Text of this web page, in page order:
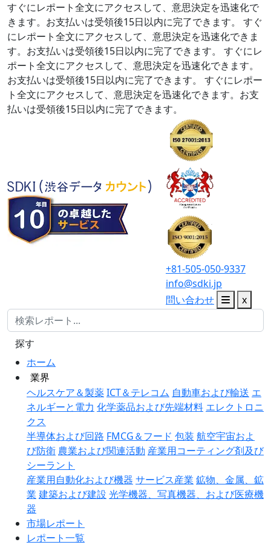
すぐにレポート全文にアクセスして、意思決定を迅速化で
きます。お支払いは受領後15日以内に完了できます。
すぐ
にレポート全文にアクセスして、意思決定を迅速化できま
す。お支払いは受領後15日以内に完了できます。
すぐにレ
ポート全文にアクセスして、意思決定を迅速化できます。
お支払いは受領後15日以内に完了できます。
すぐにレポー
ト全文にアクセスして、意思決定を迅速化できます。お支
払いは受領後15日以内に完了できます。
+81-505-050-9337
info@sdki.jp
問い合わせ
x
ホーム
業界
ヘルスケア＆製薬ICT＆テレコム 自動車および輸送 エ
ネルギーと電力 化学薬品および先端材料 エレクトロニ
クス
半導体および回路 FMCG＆フード 包装 航空宇宙およ
び防衛 農業および関連活動 産業用コーティング剤及び
シーラント
産業用自動化および機器 サービス産業 鉱物、金属、鉱
業 建築および建設 光学機器、写真機器、および医療機
器
市場レポート
レポート一覧
探す